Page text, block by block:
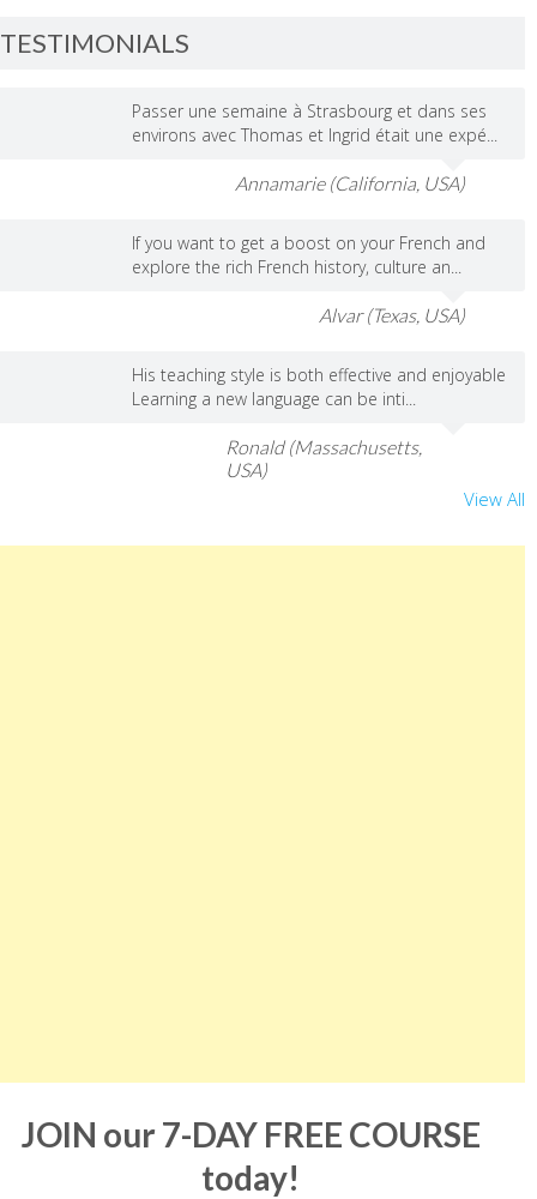
TESTIMONIALS
Passer une semaine à Strasbourg et dans ses
environs avec Thomas et Ingrid était une expé...
Annamarie (California, USA)
If you want to get a boost on your French and
explore the rich French history, culture an...
Alvar (Texas, USA)
His teaching style is both effective and enjoyable
Learning a new language can be inti...
Ronald (Massachusetts,
USA)
View All
JOIN our 7-DAY FREE COURSE
today!